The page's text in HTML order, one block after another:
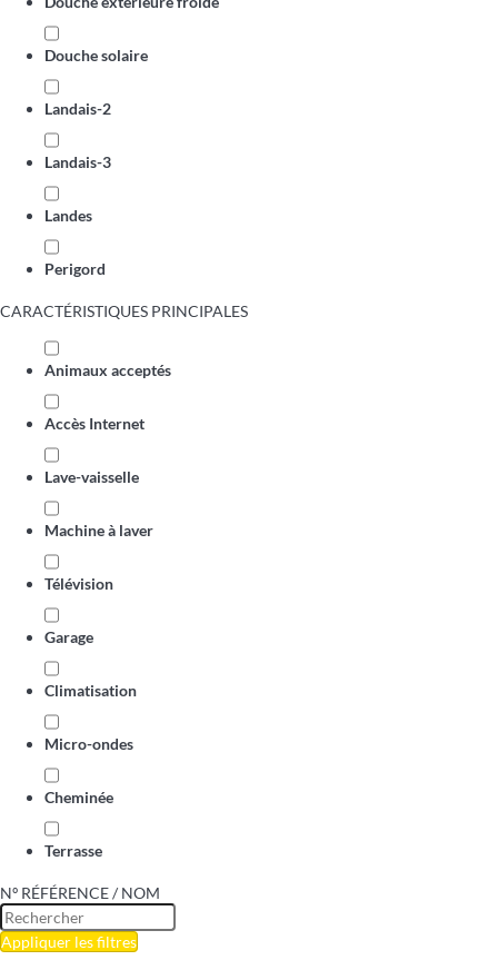
Douche solaire
Landais-2
Landais-3
Landes
Perigord
CARACTÉRISTIQUES PRINCIPALES
Animaux acceptés
Accès Internet
Lave-vaisselle
Machine à laver
Télévision
Garage
Climatisation
Micro-ondes
Cheminée
Terrasse
Nº RÉFÉRENCE / NOM
Appliquer les filtres